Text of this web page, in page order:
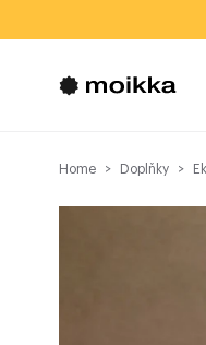
Home Doplňky